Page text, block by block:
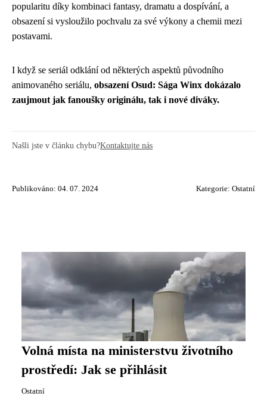
popularitu díky kombinaci fantasy, dramatu a dospívání, a
obsazení si vysloužilo pochvalu za své výkony a chemii mezi
postavami.
I když se seriál odklání od některých aspektů původního
animovaného seriálu, obsazení Osud: Sága Winx dokázalo
zaujmout jak fanoušky originálu, tak i nové diváky.
Našli jste v článku chybu?Kontaktujte nás
Publikováno: 04. 07. 2024 Kategorie: Ostatní
Volná místa na ministerstvu životního
prostředí: Jak se přihlásit
Ostatní